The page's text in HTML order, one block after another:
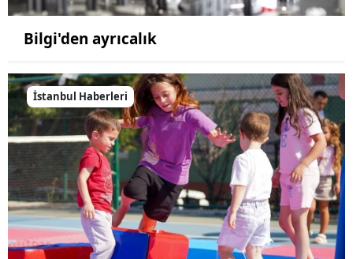
Bilgi'den ayrıcalık
İstanbul Haberleri